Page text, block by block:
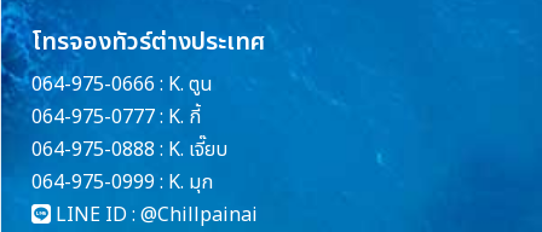
โทรจองทัวร์ต่างประเทศ
064-975-0666 : K. ตูน
064-975-0777 : K. กี้
064-975-0888 : K. เจี๊ยบ
064-975-0999 : K. มุก
LINE ID : @Chillpainai